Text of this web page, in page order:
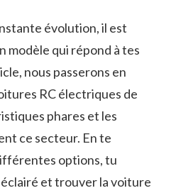
évolution, il est
modèle qui répond à tes
nous passerons en
RC électriques de
phares et les
ce secteur. En te
options, tu
et trouver la voiture